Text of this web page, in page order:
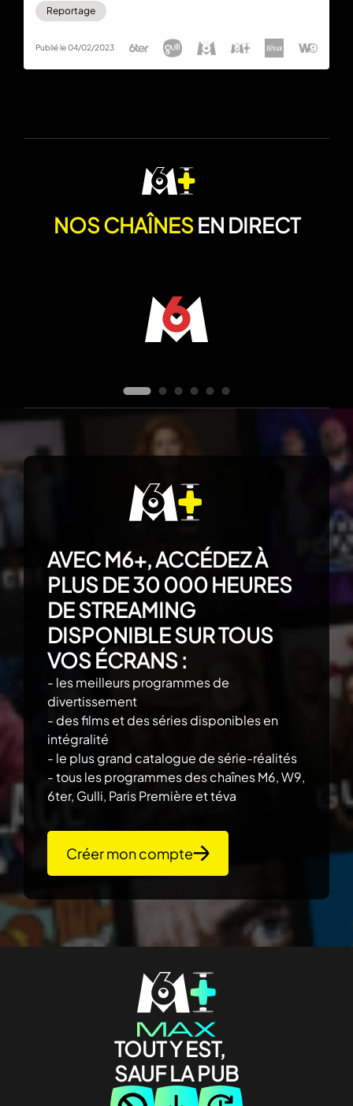
Reportage
Publié le 04/02/2023
NOS CHAÎNESEN DIRECT
AVEC M6+, ACCÉDEZ À
PLUS DE 30 000 HEURES
DE STREAMING
DISPONIBLE SUR TOUS
VOS ÉCRANS :
- les meilleurs programmes de
divertissement
- des films et des séries disponibles en
intégralité
- le plus grand catalogue de série-réalités
- tous les programmes des chaînes M6, W9,
6ter, Gulli, Paris Première et téva
Créer mon compte
TOUT Y EST,
SAUF LA PUB